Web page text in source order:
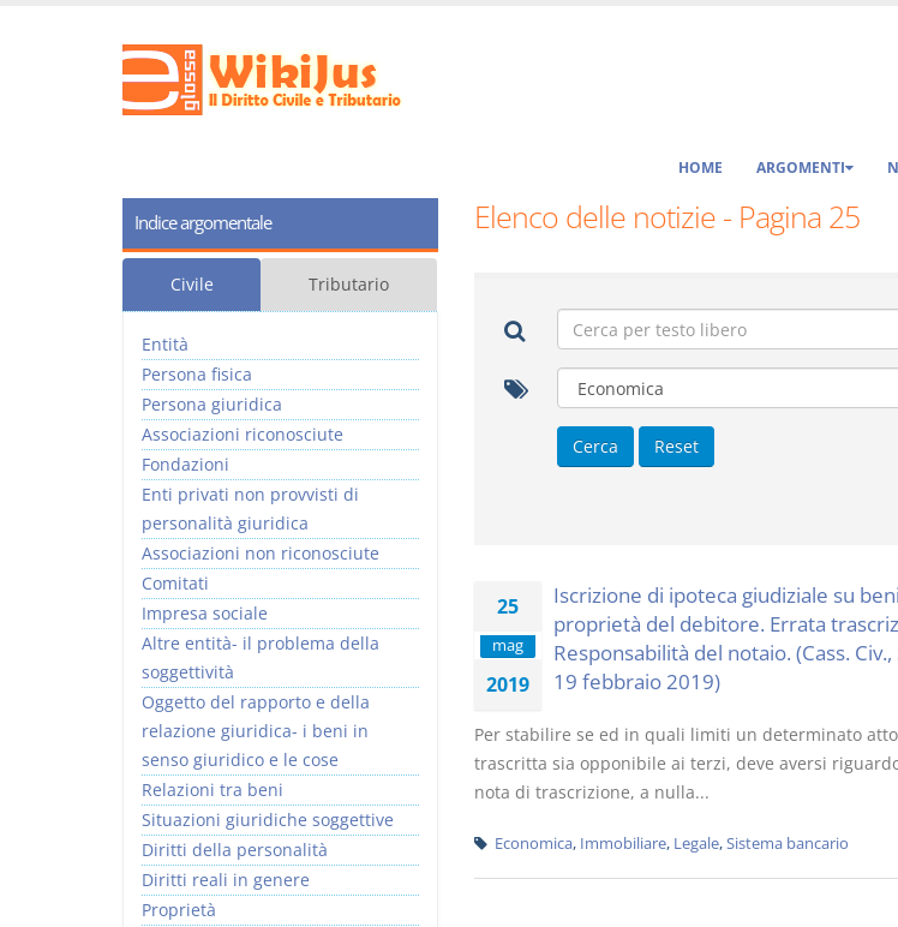
HOME ARGOMENTI
Elenco delle notizie - Pagina 25
25
mag
2019
Iscrizione di ipoteca giudiziale su
proprietà del debitore. Errata
Responsabilità del notaio. (Cass.
19 febbraio 2019)
Per stabilire se ed in quali limiti un determinato
trascritta sia opponibile ai terzi, deve aversi
nota di trascrizione, a nulla...
Economica, Immobiliare, Legale,Sistema bancario
Indice argomentale
Civile Tributario
Entità
Persona fisica
Persona giuridica
Associazioni riconosciute
Fondazioni
Enti privati non provvisti di
personalità giuridica
Associazioni non riconosciute
Comitati
Impresa sociale
Altre entità- il problema della
soggettività
Oggetto del rapporto e della
relazione giuridica- i beni in
senso giuridico e le cose
Relazioni tra beni
Situazioni giuridiche soggettive
Diritti della personalità
Diritti reali in genere
Proprietà